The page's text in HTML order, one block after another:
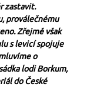
zastavit.
proválečnému
Zřejmě však
s levicí spojuje
o
lodi Borkum,
do České